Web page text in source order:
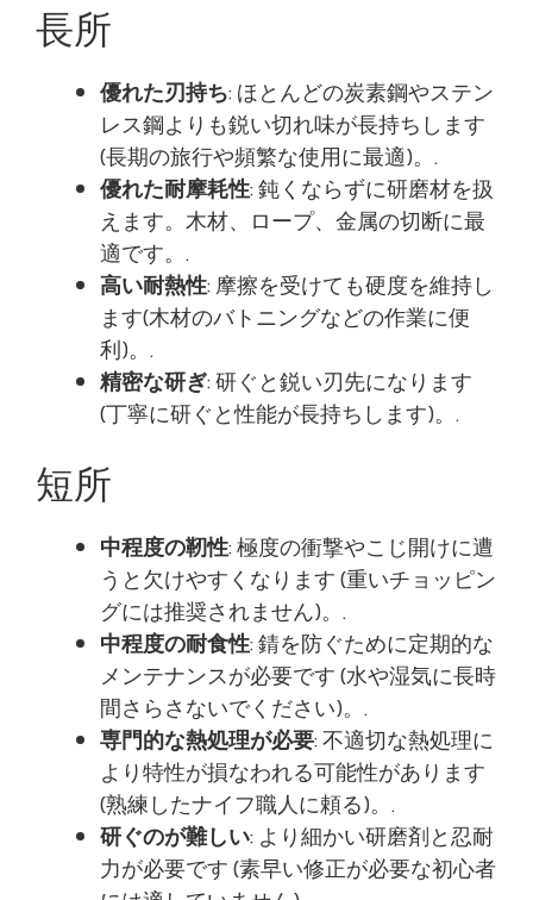
長所
優れた刃持ち: ほとんどの炭素鋼やステン
レス鋼よりも鋭い切れ味が長持ちします
(長期の旅行や頻繁な使用に最適)。.
優れた耐摩耗性: 鈍くならずに研磨材を扱
えます。木材、ロープ、金属の切断に最
適です。.
高い耐熱性: 摩擦を受けても硬度を維持し
ます(木材のバトニングなどの作業に便
利)。.
精密な研ぎ: 研ぐと鋭い刃先になります
(丁寧に研ぐと性能が長持ちします)。.
短所
中程度の靭性: 極度の衝撃やこじ開けに遭
うと欠けやすくなります (重いチョッピン
グには推奨されません)。.
中程度の耐食性: 錆を防ぐために定期的な
メンテナンスが必要です (水や湿気に長時
間さらさないでください)。.
専門的な熱処理が必要: 不適切な熱処理に
より特性が損なわれる可能性があります
(熟練したナイフ職人に頼る)。.
研ぐのが難しい: より細かい研磨剤と忍耐
力が必要です (素早い修正が必要な初心者